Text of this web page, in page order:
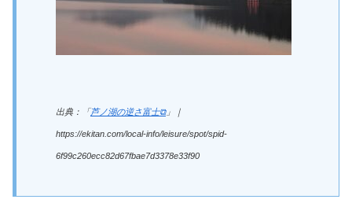
出典：「芦ノ湖の逆さ富士⧉」｜
https://ekitan.com/local-info/leisure/spot/spid-
6f99c260ecc82d67fbae7d3378e33f90